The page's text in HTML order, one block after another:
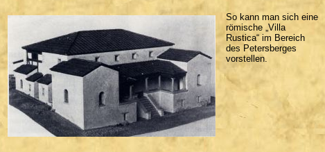
So kann man sich eine
römische „Villa
Rustica“ im Bereich
des Petersberges
vorstellen.